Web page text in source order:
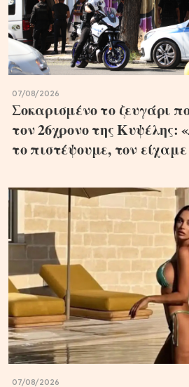
07/08/2026
Σοκαρισμένο το ζευγάρι
τον 26χρονο της Κυψέλης:
το πιστέψουμε, τον
07/08/2026